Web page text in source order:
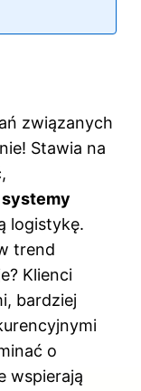
związanych
Stawia na
systemy
logistykę.
trend
Klienci
bardziej
o
wspierają